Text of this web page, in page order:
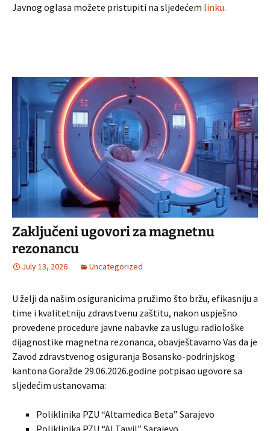
Javnog oglasa možete pristupiti na sljedećem linku.
Zaključeni ugovori za magnetnu
rezonancu
July 13, 2026 Uncategorized
U želji da našim osiguranicima pružimo što bržu, efikasniju a
time i kvalitetniju zdravstvenu zaštitu, nakon uspješno
provedene procedure javne nabavke za uslugu radiološke
dijagnostike magnetna rezonanca, obavještavamo Vas da je
Zavod zdravstvenog osiguranja Bosansko-podrinjskog
kantona Goražde 29.06.2026.godine potpisao ugovore sa
sljedećim ustanovama:
Poliklinika PZU “Altamedica Beta” Sarajevo
Poliklinika PZU “Al Tawil” Sarajevo